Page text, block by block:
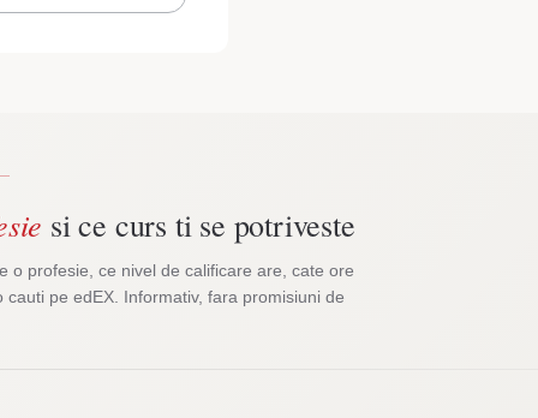
si ce curs ti se potriveste
o profesie, ce nivel de calificare are, cate ore
pe edEX. Informativ, fara promisiuni de